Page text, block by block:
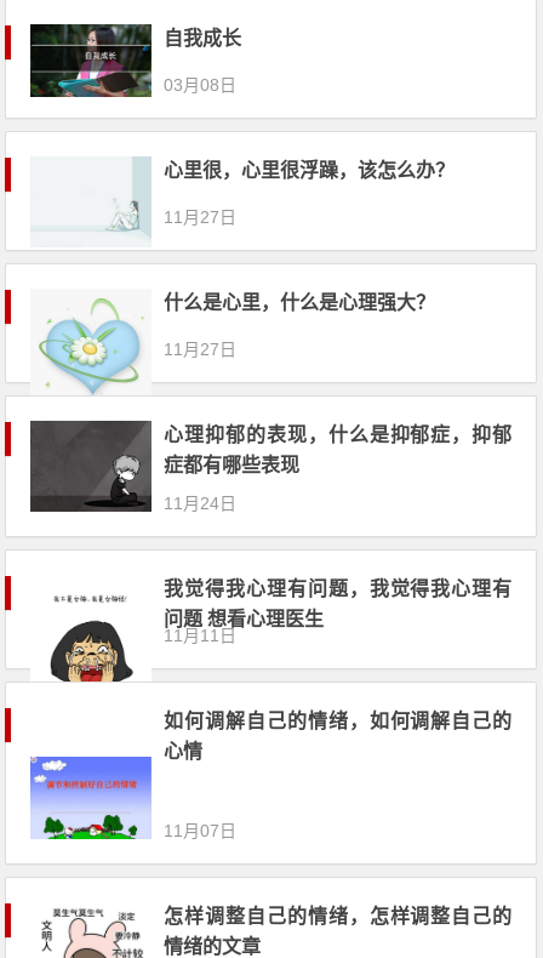
自我成长
03月08日
心里很，心里很浮躁，该怎么办？
11月27日
什么是心里，什么是心理强大？
11月27日
心理抑郁的表现，什么是抑郁症，抑郁
症都有哪些表现
11月24日
我觉得我心理有问题，我觉得我心理有
问题 想看心理医生
11月11日
如何调解自己的情绪，如何调解自己的
心情
11月07日
怎样调整自己的情绪，怎样调整自己的
情绪的文章